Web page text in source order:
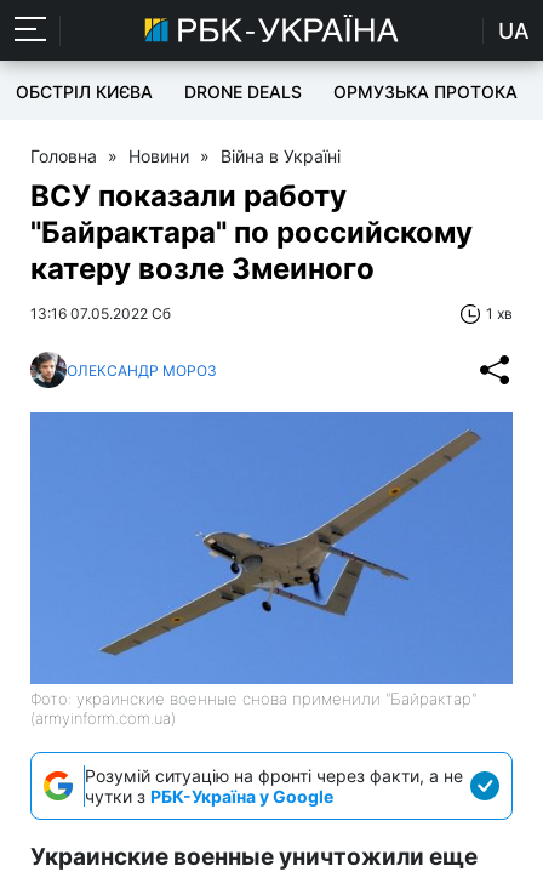
UA
ОБСТРІЛ КИЄВА DRONE DEALS ОРМУЗЬКА ПРОТОКА
Головна » Новини » Війна в Україні
ВСУ показали работу
"Байрактара" по российскому
катеру возле Змеиного
13:16 07.05.2022 Сб 1 хв
ОЛЕКСАНДР МОРОЗ
Фото: украинские военные снова применили "Байрактар"
(armyinform.com.ua)
Розумій ситуацію на фронті через факти, а не
чутки з РБК-Україна у Google
Украинские военные уничтожили еще